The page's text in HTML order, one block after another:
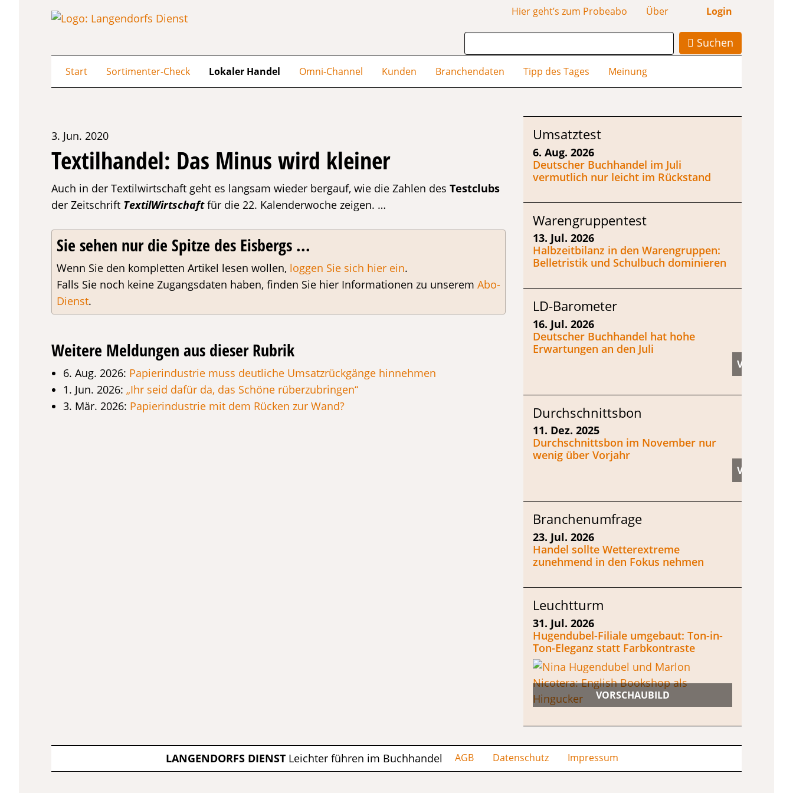
Hier geht’s zum Probeabo Über Login
Suchen
Start Sortimenter-Check Lokaler Handel Omni-Channel Kunden Branchendaten Tipp des Tages Meinung
3. Jun. 2020
Textilhandel: Das Minus wird kleiner
Auch in der Textilwirtschaft geht es langsam wieder bergauf, wie die Zahlen des Testclubs
der Zeitschrift TextilWirtschaftfür die 22. Kalenderwoche zeigen. …
Sie sehen nur die Spitze des Eisbergs ...
Wenn Sie den kompletten Artikel lesen wollen, loggen Sie sich hier ein.
Falls Sie noch keine Zugangsdaten haben, finden Sie hier Informationen zu unserem Abo-
Dienst.
Weitere Meldungen aus dieser Rubrik
6. Aug. 2026: Papierindustrie muss deutliche Umsatzrückgänge hinnehmen
1. Jun. 2026: „Ihr seid dafür da, das Schöne rüberzubringen“
3. Mär. 2026: Papierindustrie mit dem Rücken zur Wand?
Umsatztest
6. Aug. 2026
Deutscher Buchhandel im Juli
vermutlich nur leicht im Rückstand
Warengruppentest
13. Jul. 2026
Halbzeitbilanz in den Warengruppen:
Belletristik und Schulbuch dominieren
LD-Barometer
16. Jul. 2026
Deutscher Buchhandel hat hohe
Erwartungen an den Juli
Durchschnittsbon
11. Dez. 2025
Durchschnittsbon im November nur
wenig über Vorjahr
Branchenumfrage
23. Jul. 2026
Handel sollte Wetterextreme
zunehmend in den Fokus nehmen
Leuchtturm
31. Jul. 2026
Hugendubel-Filiale umgebaut: Ton-in-
Ton-Eleganz statt Farbkontraste
LANGENDORFS DIENSTLeichter führen im Buchhandel AGB Datenschutz Impressum